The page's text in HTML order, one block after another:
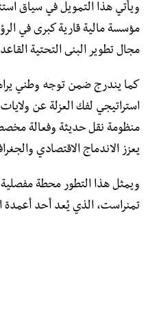
ويأتي هذا التمويل في سياق
مؤسسة مالية قارية كبرى في
مجال تطوير البنى التحتية
كما يندرج ضمن توجه وطني
استراتيجي لفك العزلة عن
منظومة نقل حديثة وفعالة
يعزز الاندماج الاقتصادي
ويمثل هذا التطور محطة
تمنراست، الذي يُعد أحد أعمدة